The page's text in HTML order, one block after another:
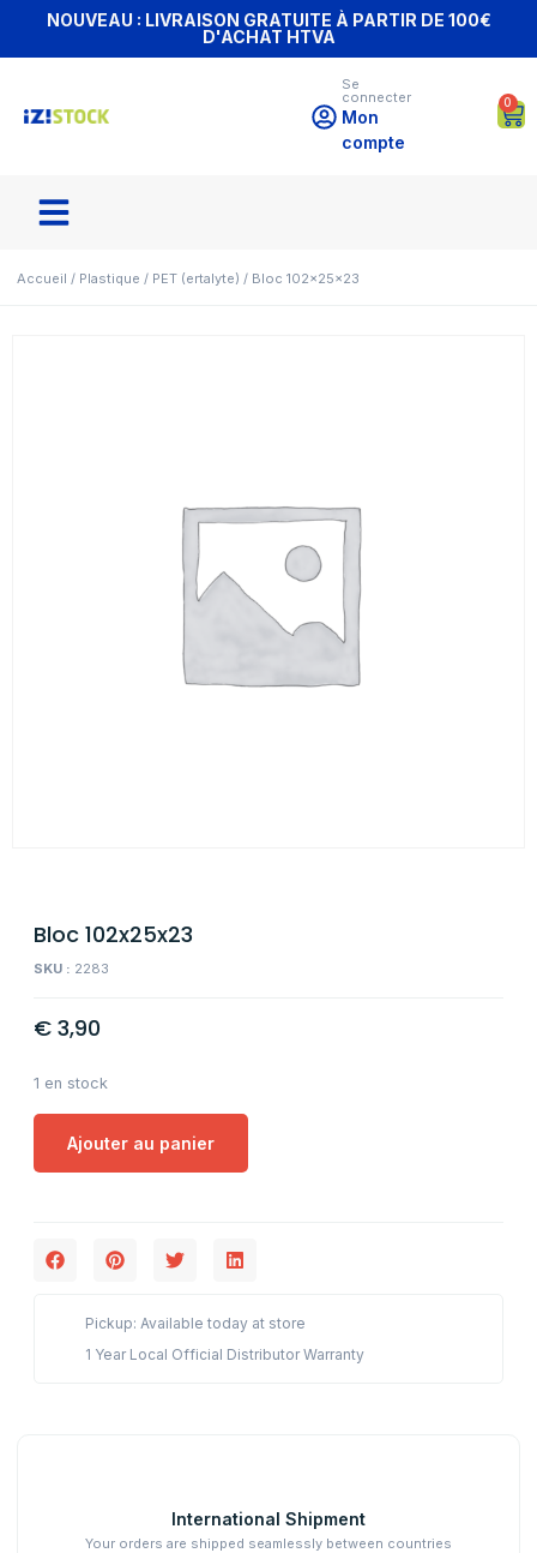
NOUVEAU : LIVRAISON GRATUITE À PARTIR DE 100€
D'ACHAT HTVA
Se
connecter
Mon
compte
0
Accueil / Plastique / PET (ertalyte) / Bloc 102x25x23
Bloc 102x25x23
SKU : 2283
€ 3,90
1 en stock
Ajouter au panier
Pickup: Available today at store
1 Year Local Official Distributor Warranty
International Shipment
Your orders are shipped seamlessly between countries